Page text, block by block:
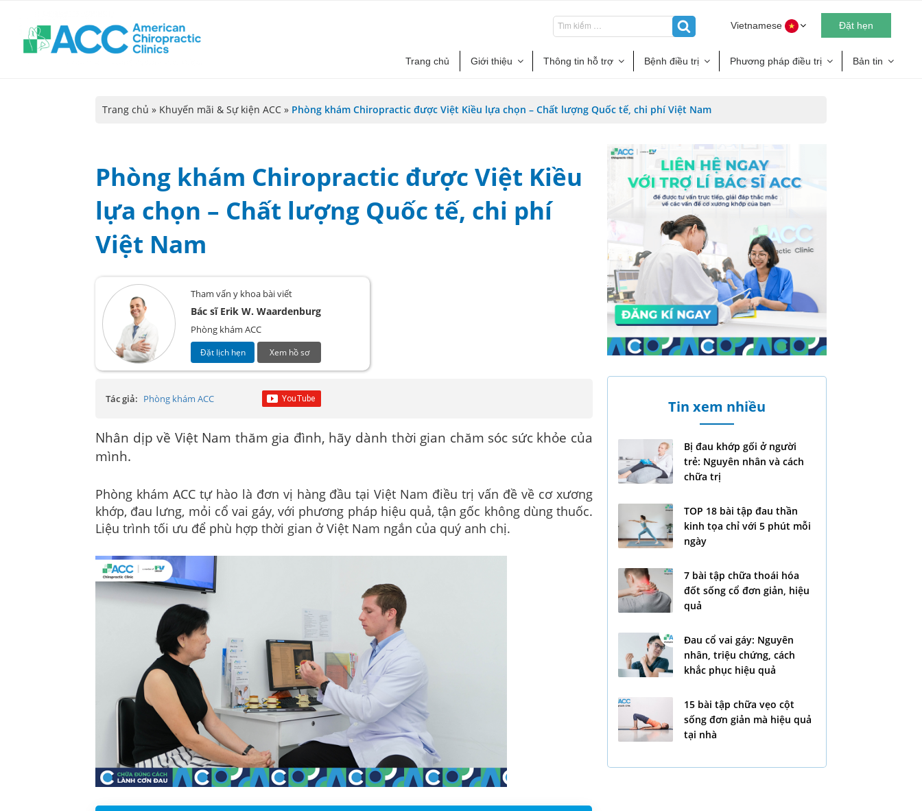
Vietnamese Đặt hẹn
Trang chủ Giới thiệu Thông tin hỗ trợ Bệnh điều trị Phương pháp điều trị Bản tin
Trang chủ » Khuyến mãi & Sự kiện ACC » Phòng khám Chiropractic được Việt Kiều lựa chọn – Chất lượng Quốc tế, chi phí Việt Nam
Phòng khám Chiropractic được Việt Kiều
lựa chọn – Chất lượng Quốc tế, chi phí
Việt Nam
Tham vấn y khoa bài viết
Bác sĩ Erik W. Waardenburg
Phòng khám ACC
Đặt lịch hẹn Xem hồ sơ
Tác giả: Phòng khám ACC
Nhân dịp về Việt Nam thăm gia đình, hãy dành thời gian chăm sóc sức khỏe của
mình.
Phòng khám ACC tự hào là đơn vị hàng đầu tại Việt Nam điều trị vấn đề về cơ xương
khớp, đau lưng, mỏi cổ vai gáy, với phương pháp hiệu quả, tận gốc không dùng thuốc.
Liệu trình tối ưu để phù hợp thời gian ở Việt Nam ngắn của quý anh chị.
Tin xem nhiều
Bị đau khớp gối ở người
trẻ: Nguyên nhân và cách
chữa trị
TOP 18 bài tập đau thần
kinh tọa chỉ với 5 phút mỗi
ngày
7 bài tập chữa thoái hóa
đốt sống cổ đơn giản, hiệu
quả
Đau cổ vai gáy: Nguyên
nhân, triệu chứng, cách
khắc phục hiệu quả
15 bài tập chữa vẹo cột
sống đơn giản mà hiệu quả
tại nhà